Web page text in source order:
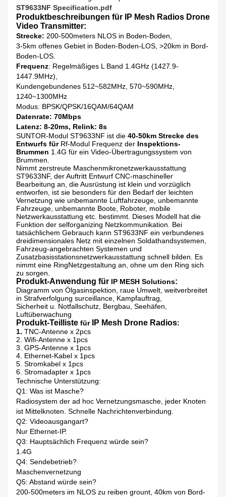
ST9633NF Specification.pdf
Produktbeschreibungen für IP Mesh Radios Drone
Video Transmitter:
Strecke: 200-500meters NLOS in Boden-Boden,
3-5km offenes Gebiet in Boden-Boden-LOS, >20km in Bord-
Boden-LOS.
Frequenz: Regelmäßiges L Band 1.4GHz (1427.9-
1447.9MHz),
Kundengebundenes 512~582MHz, 570~590MHz,
1240~1300MHz
Modus: BPSK/QPSK/16QAM/64QAM
Datenrate: 70Mbps
Latenz: 8-20ms, Relink: 8s
SUNTOR-Modul ST9633NF ist die 40-50km Strecke des
Entwurfs fürRf-Modul Frequenz der Inspektions-
Brummen 1.4G für ein Video-Übertragungssystem von
Brummen.
Nimmt zerstreute Maschenmikronetzwerkausstattung
ST9633NF, der Auftritt Entwurf CNC-maschineller
Bearbeitung an, die Ausrüstung ist klein und vorzüglich
entworfen, ist sie besonders für den Bedarf der leichten
Vernetzung wie unbemannte Luftfahrzeuge, unbemannte
Fahrzeuge, unbemannte Boote, Roboter, mobile
Netzwerkausstattung etc. bestimmt. Dieses Modell hat die
Funktion der selforganizing Netzkommunikation. Bei
tatsächlichem Gebrauch kann ST9633NF ein verbundenes
dreidimensionales Netz mit einzelnen Soldathandsystemen,
Fahrzeug-angebrachten Systemen und
Zusatzbasisstationsnetzwerkausstattung schnell bilden. Es
nimmt eine RingNetzgestaltung an, ohne um den Ring sich
zu sorgen.
Produkt-Anwendung für IP MESH Solutions:
Diagramm von Ölgasinspektion, raue Umwelt, weitverbreitet
in Strafverfolgung surceillance, Kampfauftrag,
Sicherheit u. Notfallschutz, Bergbau, Seehäfen,
Luftüberwachung
Produkt-Teilliste für IP Mesh Drone Radios:
1. TNC-Antenne x 2pcs
2. Wifi-Antenne x 1pcs
3. GPS-Antenne x 1pcs
4. Ethernet-Kabel x 1pcs
5. Stromkabel x 1pcs
6. Stromadapter x 1pcs
Technische Unterstützung:
Q1: Was ist Masche?
Radiosystem der ad hoc Vernetzungsmasche, jeder Knoten
ist Mittelknoten. Schnelle Nachrichtenverbindung.
Q2: Videoausgangart?
Nur Ethernet-IP.
Q3: Hauptsächlich Frequenz würde sein?
1.4G
Q4: Sendebetrieb?
Maschenvernetzung
Q5: Abstand würde sein?
200-500meters im NLOS zu reiben grount, 40km von Bord-